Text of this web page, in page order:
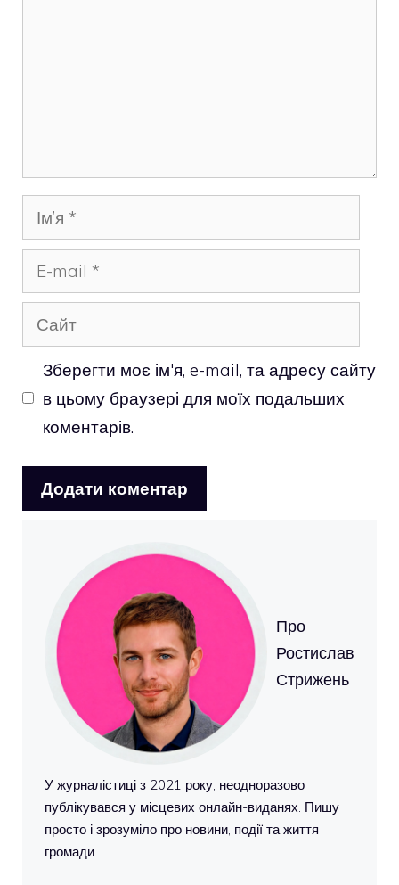
Ім’я
mail
Сайт
Зберегти моє ім'я, e-mail, та адресу сайту
в цьому браузері для моїх подальших
коментарів.
Про
Ростислав
Стрижень
У журналістиці з 2021 року, неодноразово
публікувався у місцевих онлайн-виданях. Пишу
просто і зрозуміло про новини, події та життя
громади.